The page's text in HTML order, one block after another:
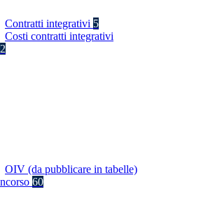
Contratti integrativi 5
Costi contratti integrativi
2
OIV (da pubblicare in tabelle)
60